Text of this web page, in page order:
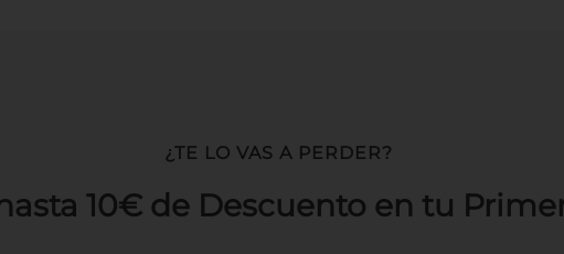
¿TE LO VAS A PERDER?
10€ de Descuento en tu